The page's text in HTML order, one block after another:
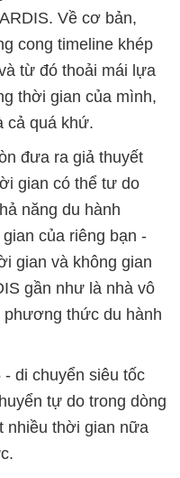
Về cơ bản,
cong timeline khép
từ đó thoải mái lựa
thời gian của mình,
cả quá khứ.
đưa ra giả thuyết
gian có thể tư do
năng du hành
của riêng bạn -
gian và không gian
gần như là nhà vô
thức du hành
di chuyển siêu tốc
tự do trong dòng
nhiều thời gian nữa